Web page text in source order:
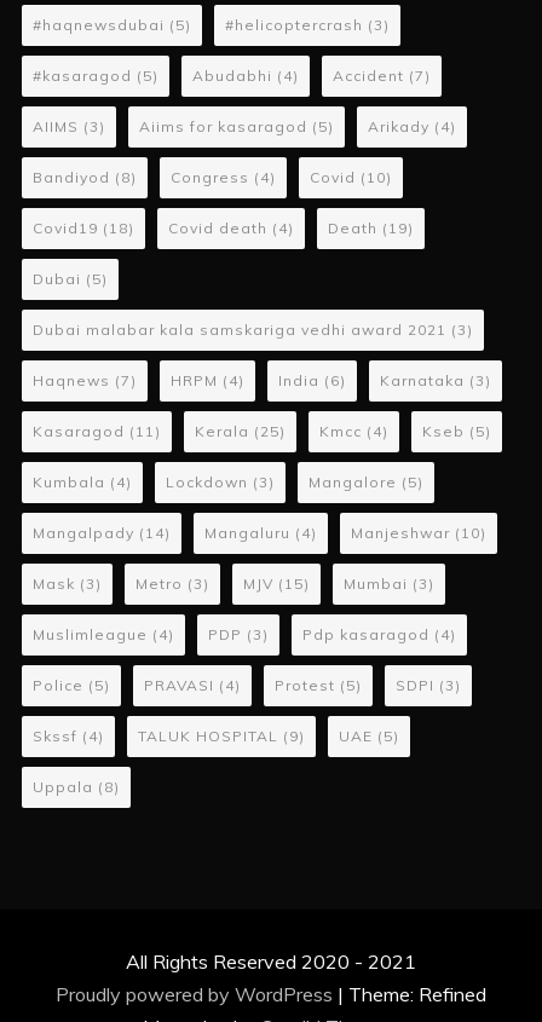
#haqnewsdubai (5) #helicoptercrash (3)
#kasaragod (5) Abudabhi (4) Accident (7)
AIIMS (3) Aiims for kasaragod (5) Arikady (4)
Bandiyod (8) Congress (4) Covid (10)
Covid19 (18) Covid death (4) Death (19)
Dubai (5)
Dubai malabar kala samskariga vedhi award 2021 (3)
Haqnews (7) HRPM (4) India (6) Karnataka (3)
Kasaragod (11) Kerala (25) Kmcc (4) Kseb (5)
Kumbala (4) Lockdown (3) Mangalore (5)
Mangalpady (14) Mangaluru (4) Manjeshwar (10)
Mask (3) Metro (3) MJV (15) Mumbai (3)
Muslimleague (4) PDP (3) Pdp kasaragod (4)
Police (5) PRAVASI (4) Protest (5) SDPI (3)
Skssf (4) TALUK HOSPITAL (9) UAE (5)
Uppala (8)
All Rights Reserved 2020 - 2021
Proudly powered by WordPress | Theme: Refined